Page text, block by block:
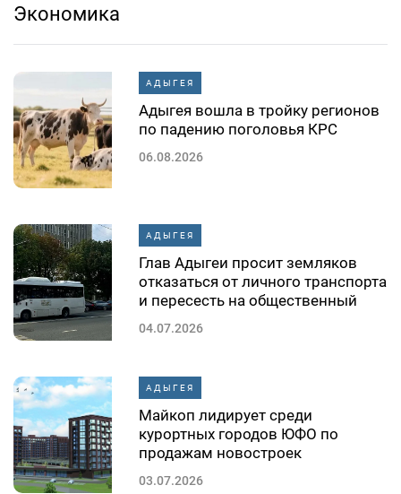
Экономика
АДЫГЕЯ
Адыгея вошла в тройку регионов
по падению поголовья КРС
06.08.2026
АДЫГЕЯ
Глав Адыгеи просит земляков
отказаться от личного транспорта
и пересесть на общественный
04.07.2026
АДЫГЕЯ
Майкоп лидирует среди
курортных городов ЮФО по
продажам новостроек
03.07.2026